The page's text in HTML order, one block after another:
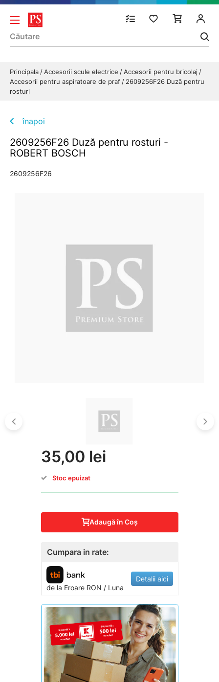
Principala Accesorii scule electrice
Accesorii pentru bricolaj
Accesorii pentru aspiratoare de praf
2609256F26 Duză pentru
rosturi
înapoi
2609256F26 Duză pentru rosturi -
ROBERT BOSCH
2609256F26
35,00 lei
Stoc epuizat
Adaugă în Coş
Cumpara in rate:
de la EroareRON / Luna
Detalii aici